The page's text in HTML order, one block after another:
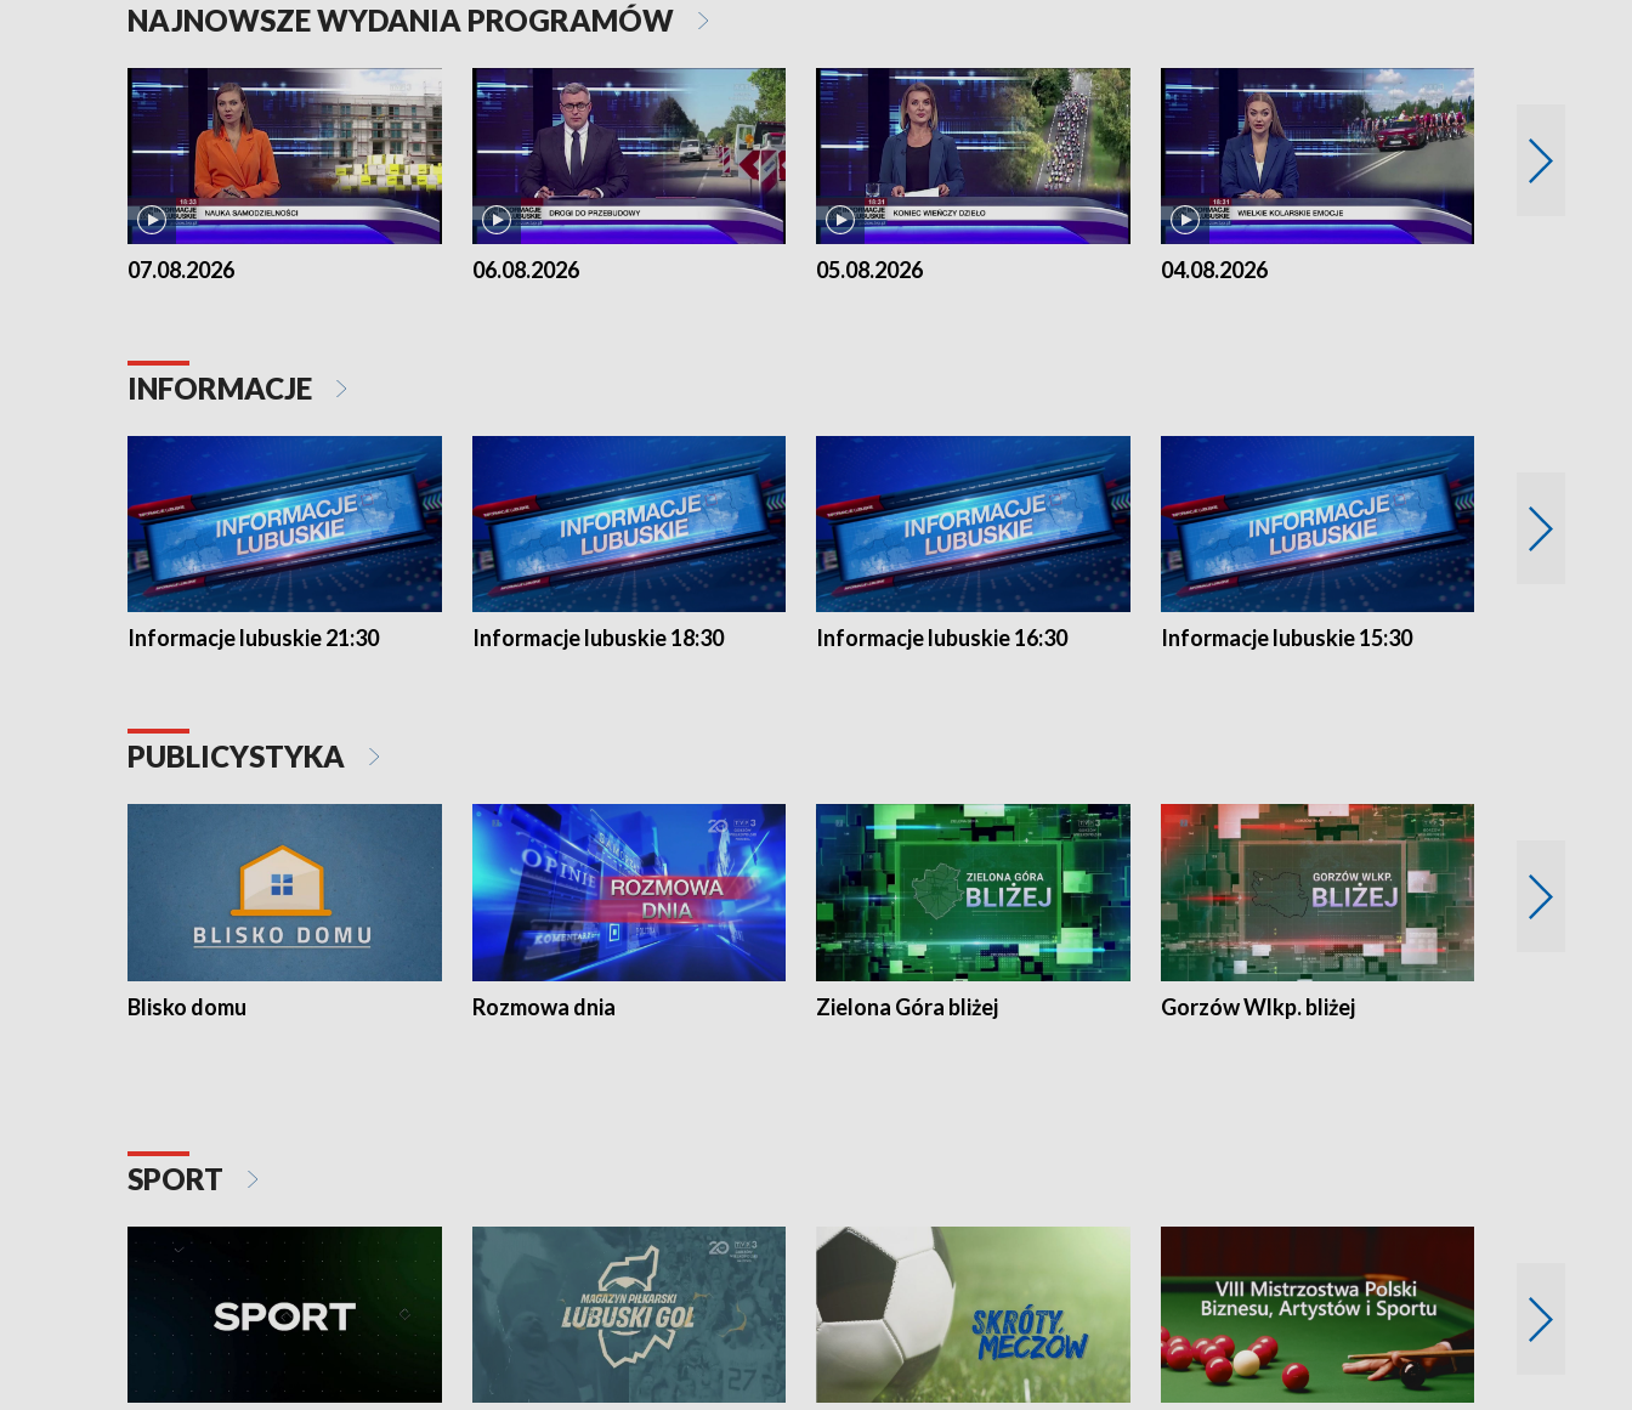
NAJNOWSZE WYDANIA PROGRAMÓW
07.08.2026 06.08.2026 05.08.2026 04.08.2026
INFORMACJE
Informacje lubuskie 21:30 Informacje lubuskie 18:30 Informacje lubuskie 16:30 Informacje lubuskie 15:30
PUBLICYSTYKA
Blisko domu Rozmowa dnia Zielona Góra bliżej Gorzów Wlkp. bliżej
SPORT